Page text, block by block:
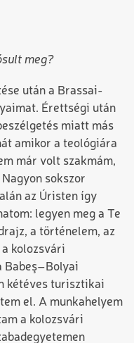
meg?
után a Brassai-
Érettségi után
miatt más
amikor a teológiára
már volt szakmám,
sokszor
az Úristen így
legyen meg a Te
a történelem, az
kolozsvári
Babeş–Bolyai
kétéves turisztikai
el. A munkahelyem
a kolozsvári